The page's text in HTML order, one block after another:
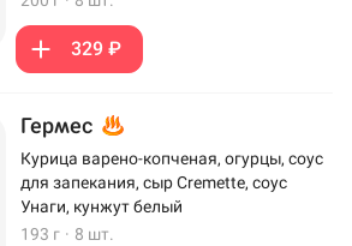
329 ₽
Гермес
Курица варено-копченая, огурцы, соус
для запекания, сыр Cremette, соус
Унаги, кунжут белый
193 г · 8 шт.